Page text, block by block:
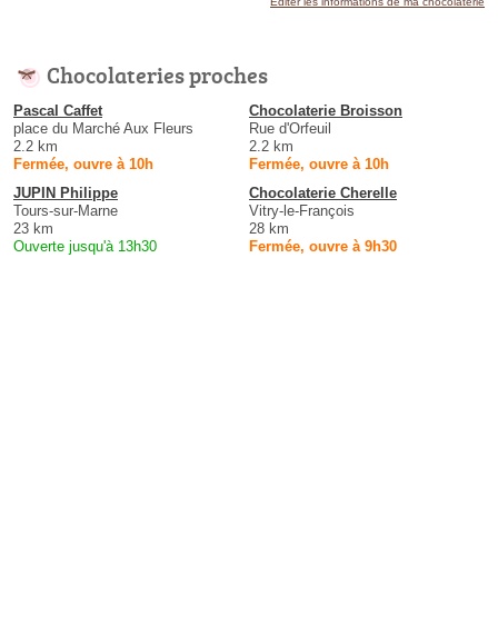
Chocolateries proches
Pascal Caffet
place du Marché Aux Fleurs
2.2 km
Fermée, ouvre à 10h
Chocolaterie Broisson
Rue d'Orfeuil
2.2 km
Fermée, ouvre à 10h
JUPIN Philippe
Tours-sur-Marne
23 km
Ouverte jusqu'à 13h30
Chocolaterie Cherelle
Vitry-le-François
28 km
Fermée, ouvre à 9h30